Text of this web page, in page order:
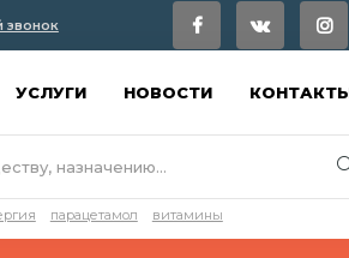
звонок
УСЛУГИ НОВОСТИ
парацетамол витамины